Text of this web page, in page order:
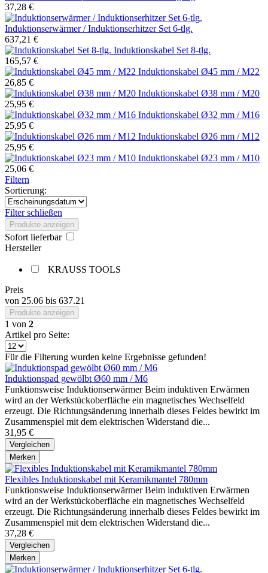
37,28 €
Induktionserwärmer / Induktionserhitzer Set 6-tlg.
637,21 €
Induktionskabel Set 8-tlg.
165,57 €
Induktionskabel Ø45 mm / M22
26,85 €
Induktionskabel Ø38 mm / M20
25,95 €
Induktionskabel Ø32 mm / M16
25,95 €
Induktionskabel Ø26 mm / M12
25,95 €
Induktionskabel Ø23 mm / M10
25,06 €
Filtern
Sortierung:
Filter schließen
Produkte anzeigen
Sofort lieferbar
Hersteller
KRAUSS TOOLS
Preis
von 25.06 bis 637.21
Produkte anzeigen
1 von 2
Artikel pro Seite:
Für die Filterung wurden keine Ergebnisse gefunden!
Induktionspad gewölbt Ø60 mm / M6
Funktionsweise Induktionserwärmer Beim induktiven Erwärmen
wird an der Werkstückoberfläche ein magnetisches Wechselfeld
erzeugt. Die Richtungsänderung innerhalb dieses Feldes bewirkt im
Zusammenspiel mit dem elektrischen Widerstand die...
31,95 €
Vergleichen
Merken
Flexibles Induktionskabel mit Keramikmantel 780mm
Funktionsweise Induktionserwärmer Beim induktiven Erwärmen
wird an der Werkstückoberfläche ein magnetisches Wechselfeld
erzeugt. Die Richtungsänderung innerhalb dieses Feldes bewirkt im
Zusammenspiel mit dem elektrischen Widerstand die...
37,28 €
Vergleichen
Merken